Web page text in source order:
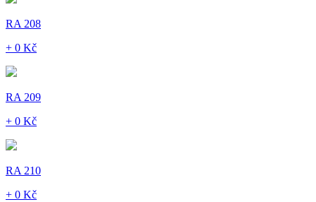
RA 208
+ 0 Kč
RA 209
+ 0 Kč
RA 210
+ 0 Kč